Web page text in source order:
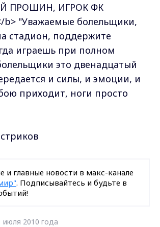
ПРОШИН, ИГРОК ФК
"Уважаемые болельщики,
стадион, поддержите
играешь при полном
это двенадцатый
и силы, и эмоции, и
приходит, ноги просто
и главные новости в макс-канале
. Подписывайтесь и будьте в
июля 2010 года